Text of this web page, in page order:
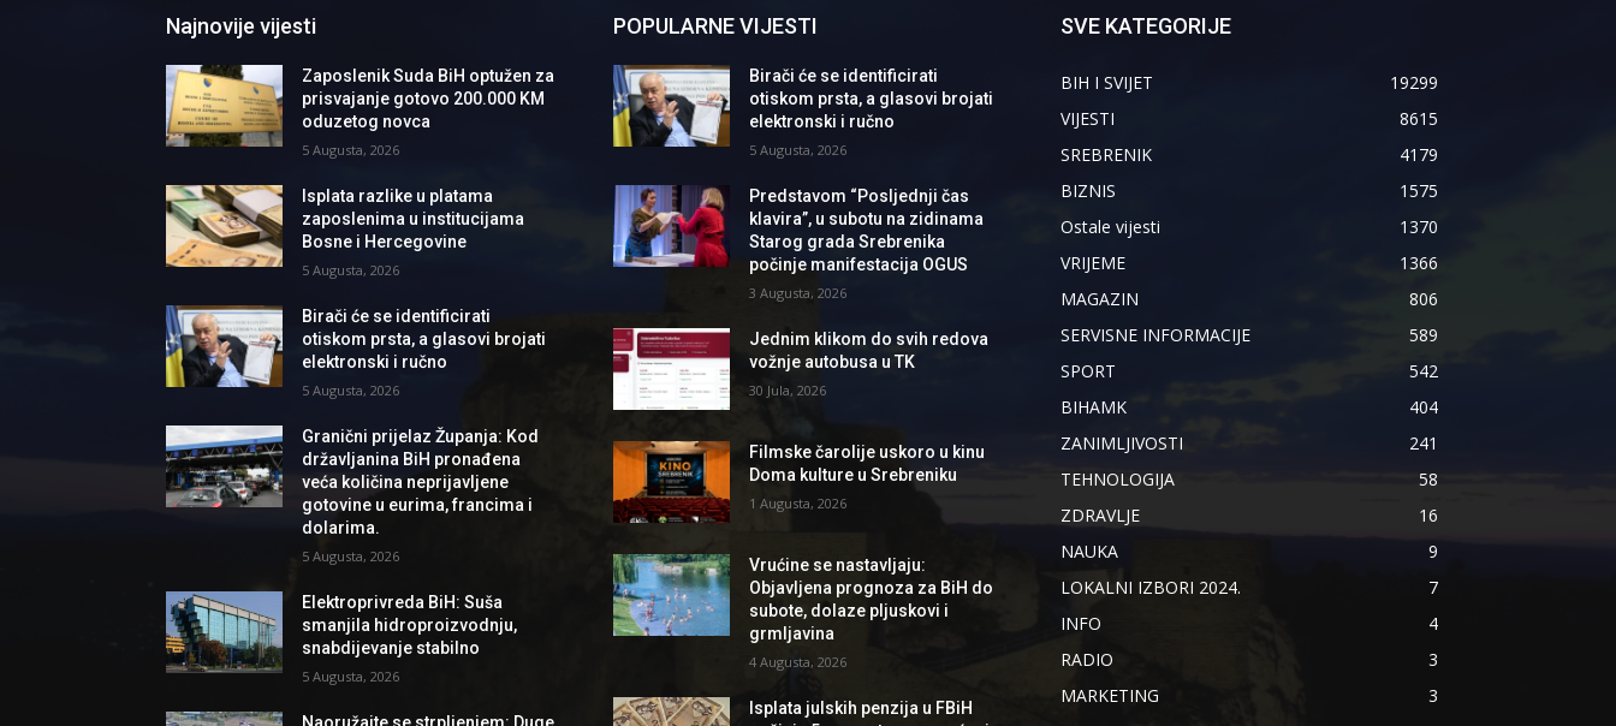
Najnovije vijesti
Zaposlenik Suda BiH optužen za
prisvajanje gotovo 200.000 KM
oduzetog novca
5 Augusta, 2026
Isplata razlike u platama
zaposlenima u institucijama
Bosne i Hercegovine
5 Augusta, 2026
Birači će se identificirati
otiskom prsta, a glasovi brojati
elektronski i ručno
5 Augusta, 2026
Granični prijelaz Županja: Kod
državljanina BiH pronađena
veća količina neprijavljene
gotovine u eurima, francima i
dolarima.
5 Augusta, 2026
Elektroprivreda BiH: Suša
smanjila hidroproizvodnju,
snabdijevanje stabilno
5 Augusta, 2026
Naoružajte se strpljenjem: Duge
POPULARNE VIJESTI
Birači će se identificirati
otiskom prsta, a glasovi brojati
elektronski i ručno
5 Augusta, 2026
Predstavom “Posljednji čas
klavira”, u subotu na zidinama
Starog grada Srebrenika
počinje manifestacija OGUS
3 Augusta, 2026
Jednim klikom do svih redova
vožnje autobusa u TK
30 Jula, 2026
Filmske čarolije uskoro u kinu
Doma kulture u Srebreniku
1 Augusta, 2026
Vrućine se nastavljaju:
Objavljena prognoza za BiH do
subote, dolaze pljuskovi i
grmljavina
4 Augusta, 2026
Isplata julskih penzija u FBiH
SVE KATEGORIJE
BIH I SVIJET
19299
VIJESTI
8615
SREBRENIK
4179
BIZNIS
1575
Ostale vijesti
1370
VRIJEME
1366
MAGAZIN
806
SERVISNE INFORMACIJE
589
SPORT
542
BIHAMK
404
ZANIMLJIVOSTI
241
TEHNOLOGIJA
58
ZDRAVLJE
16
NAUKA
9
LOKALNI IZBORI 2024.
7
INFO
4
RADIO
3
MARKETING
3